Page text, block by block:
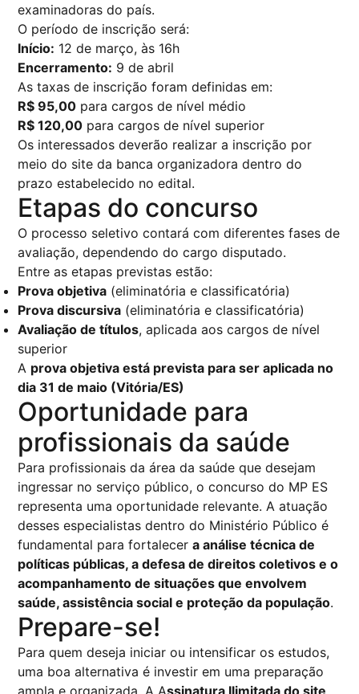
examinadoras do país.
O período de inscrição será:
Início: 12 de março, às 16h
Encerramento: 9 de abril
As taxas de inscrição foram definidas em:
R$ 95,00 para cargos de nível médio
R$ 120,00 para cargos de nível superior
Os interessados deverão realizar a inscrição por
meio do site da banca organizadora dentro do
prazo estabelecido no edital.
Etapas do concurso
O processo seletivo contará com diferentes fases de
avaliação, dependendo do cargo disputado.
Entre as etapas previstas estão:
Prova objetiva (eliminatória e classificatória)
Prova discursiva (eliminatória e classificatória)
Avaliação de títulos, aplicada aos cargos de nível
superior
A prova objetiva está prevista para ser aplicada no
dia 31 de maio (Vitória/ES)
Oportunidade para
profissionais da saúde
Para profissionais da área da saúde que desejam
ingressar no serviço público, o concurso do MP ES
representa uma oportunidade relevante. A atuação
desses especialistas dentro do Ministério Público é
fundamental para fortalecera análise técnica de
políticas públicas, a defesa de direitos coletivos e o
acompanhamento de situações que envolvem
saúde, assistência social e proteção da população.
Prepare-se!
Para quem deseja iniciar ou intensificar os estudos,
uma boa alternativa é investir em uma preparação